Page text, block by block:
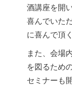
酒講座を開
喜んでいた
に喜んで頂
また、会場
を図るため
セミナーも